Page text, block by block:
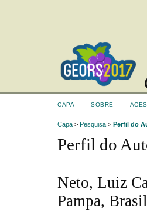
CAPA SOBRE
Capa > Pesquisa > Perfil do
Perfil do
Neto, Luiz
Pampa, Brasil